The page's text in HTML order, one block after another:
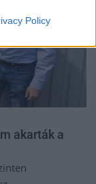
Policy
akarták a